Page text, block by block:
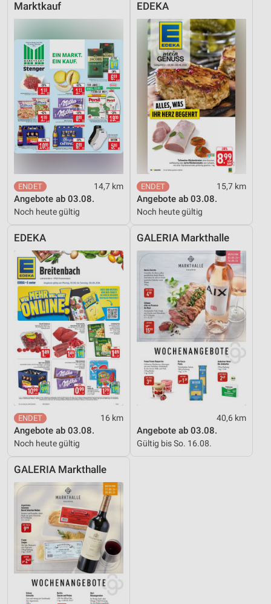
Marktkauf
14,7 km
Angebote ab 03.08.
Noch heute gültig
EDEKA
15,7 km
Angebote ab 03.08.
Noch heute gültig
EDEKA
16 km
Angebote ab 03.08.
Noch heute gültig
GALERIA Markthalle
40,6 km
Angebote ab 03.08.
Gültig bis So. 16.08.
GALERIA Markthalle